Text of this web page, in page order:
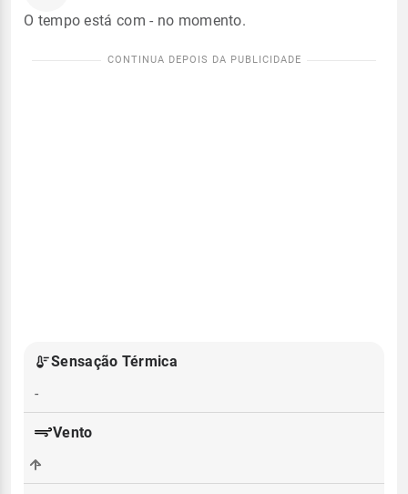
O tempo está com - no momento.
Sensação Térmica
-
Vento
-